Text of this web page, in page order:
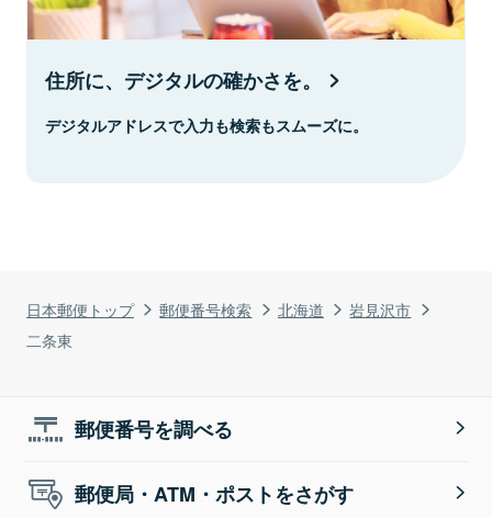
日本郵便トップ 郵便番号検索 北海道
岩見沢市
二条東
住所に、デジタルの確かさを。
デジタルアドレスで入力も検索もスムーズに。
郵便番号を調べる
郵便局・ATM・ポストをさがす